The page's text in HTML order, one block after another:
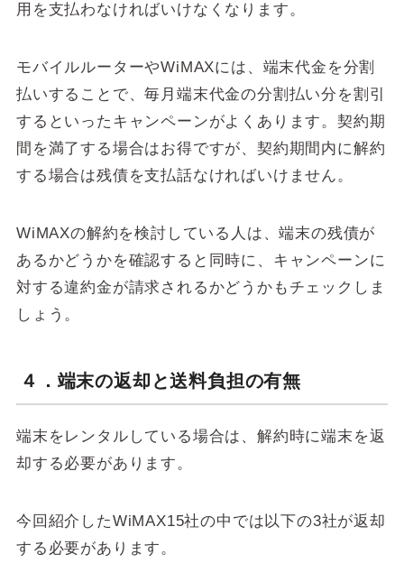
用を支払わなければいけなくなります。
モバイルルーターやWiMAXには、端末代金を分割
払いすることで、毎月端末代金の分割払い分を割引
するといったキャンペーンがよくあります。契約期
間を満了する場合はお得ですが、契約期間内に解約
する場合は残債を支払話なければいけません。
WiMAXの解約を検討している人は、端末の残債が
あるかどうかを確認すると同時に、キャンペーンに
対する違約金が請求されるかどうかもチェックしま
しょう。
４．端末の返却と送料負担の有無
端末をレンタルしている場合は、解約時に端末を返
却する必要があります。
今回紹介したWiMAX15社の中では以下の3社が返却
する必要があります。